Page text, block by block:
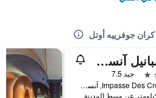
جوفرييه أوتل
كامبانيل آنسي - كران جيفرير
جيد 7.5
4 Impasse Des Crets, آنسي, إقليم سافوا العليا, فرنسا